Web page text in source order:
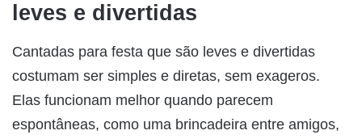
leves e divertidas
Cantadas para festa que são leves e divertidas
costumam ser simples e diretas, sem exageros.
Elas funcionam melhor quando parecem
espontâneas, como uma brincadeira entre amigos,